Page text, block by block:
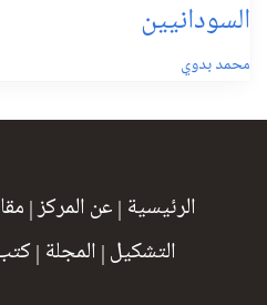
السودانيين
محمد بدوي
الرئيسية | عن المركز|
التشكيل | المجلة |